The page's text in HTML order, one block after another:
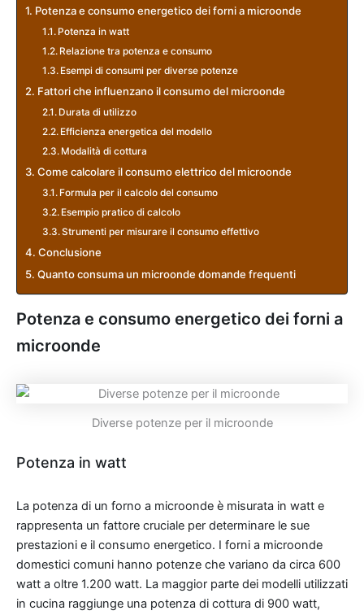
Potenza e consumo energetico dei forni a microonde
Potenza in watt
Relazione tra potenza e consumo
Esempi di consumi per diverse potenze
Fattori che influenzano il consumo del microonde
Durata di utilizzo
Efficienza energetica del modello
Modalità di cottura
Come calcolare il consumo elettrico del microonde
Formula per il calcolo del consumo
Esempio pratico di calcolo
Strumenti per misurare il consumo effettivo
Conclusione
Quanto consuma un microonde domande frequenti
Potenza e consumo energetico dei forni a
microonde
Diverse potenze per il microonde
Potenza in watt
La potenza di un forno a microonde è misurata in watt e
rappresenta un fattore cruciale per determinare le sue
prestazioni e il consumo energetico. I forni a microonde
domestici comuni hanno potenze che variano da circa 600
watt a oltre 1.200 watt. La maggior parte dei modelli utilizzati
in cucina raggiunge una potenza di cottura di 900 watt,